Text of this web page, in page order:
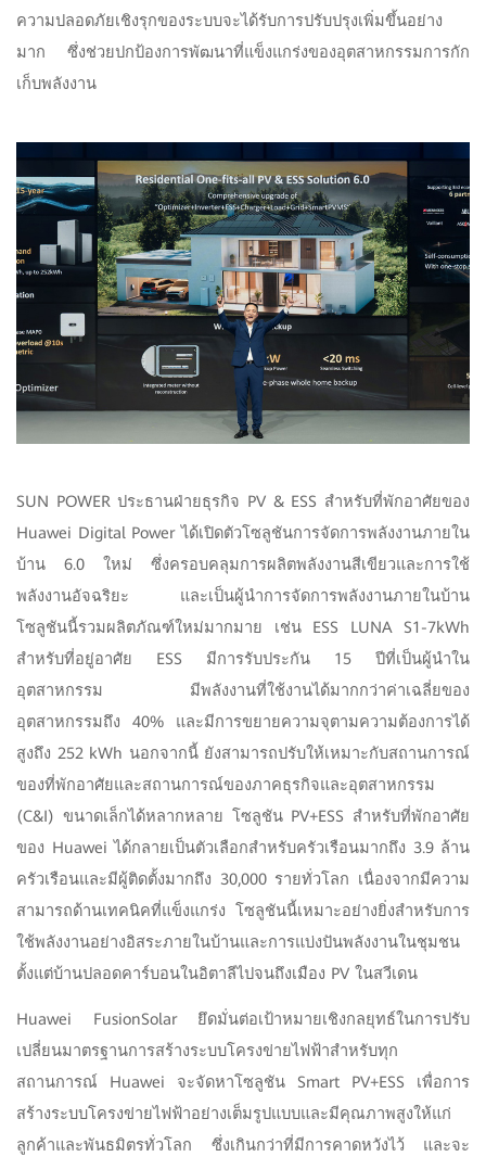
ความปลอดภัยเชิงรุกของระบบจะได้รับการปรับปรุงเพิ่มขึ้นอย่าง
มาก ซึ่งช่วยปกป้องการพัฒนาที่แข็งแกร่งของอุตสาหกรรมการกัก
เก็บพลังงาน
SUN POWER ประธานฝ่ายธุรกิจ PV & ESS สำหรับที่พักอาศัยของ
Huawei Digital Power ได้เปิดตัวโซลูชันการจัดการพลังงานภายใน
บ้าน 6.0 ใหม่ ซึ่งครอบคลุมการผลิตพลังงานสีเขียวและการใช้
พลังงานอัจฉริยะ และเป็นผู้นำการจัดการพลังงานภายในบ้าน
โซลูชันนี้รวมผลิตภัณฑ์ใหม่มากมาย เช่น ESS LUNA S1-7kWh
สำหรับที่อยู่อาศัย ESS มีการรับประกัน 15 ปีที่เป็นผู้นำใน
อุตสาหกรรม มีพลังงานที่ใช้งานได้มากกว่าค่าเฉลี่ยของ
อุตสาหกรรมถึง 40% และมีการขยายความจุตามความต้องการได้
สูงถึง 252 kWh นอกจากนี้ ยังสามารถปรับให้เหมาะกับสถานการณ์
ของที่พักอาศัยและสถานการณ์ของภาคธุรกิจและอุตสาหกรรม
(C&I) ขนาดเล็กได้หลากหลาย โซลูชัน PV+ESS สำหรับที่พักอาศัย
ของ Huawei ได้กลายเป็นตัวเลือกสำหรับครัวเรือนมากถึง 3.9 ล้าน
ครัวเรือนและมีผู้ติดตั้งมากถึง 30,000 รายทั่วโลก เนื่องจากมีความ
สามารถด้านเทคนิคที่แข็งแกร่ง โซลูชันนี้เหมาะอย่างยิ่งสำหรับการ
ใช้พลังงานอย่างอิสระภายในบ้านและการแบ่งปันพลังงานในชุมชน
ตั้งแต่บ้านปลอดคาร์บอนในอิตาลีไปจนถึงเมือง PV ในสวีเดน
Huawei FusionSolar ยึดมั่นต่อเป้าหมายเชิงกลยุทธ์ในการปรับ
เปลี่ยนมาตรฐานการสร้างระบบโครงข่ายไฟฟ้าสำหรับทุก
สถานการณ์ Huawei จะจัดหาโซลูชัน Smart PV+ESS เพื่อการ
สร้างระบบโครงข่ายไฟฟ้าอย่างเต็มรูปแบบและมีคุณภาพสูงให้แก่
ลูกค้าและพันธมิตรทั่วโลก ซึ่งเกินกว่าที่มีการคาดหวังไว้ และจะ